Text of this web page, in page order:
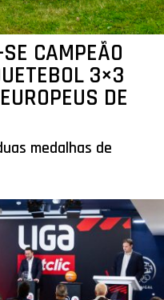
CAMPEÃO
3×3
DE
medalhas de